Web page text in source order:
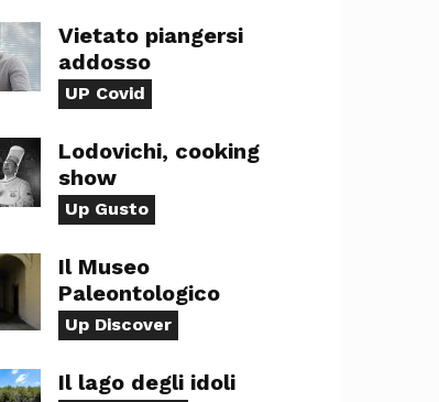
Vietato piangersi
addosso
UP Covid
Lodovichi, cooking
show
Up Gusto
Il Museo
Paleontologico
Up Discover
Il lago degli idoli